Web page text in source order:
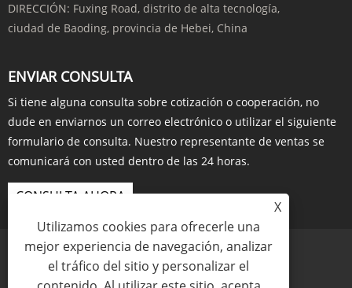
DIRECCIÓN: Fuxing Road, distrito de alta tecnología,
ciudad de Baoding, provincia de Hebei, China
ENVIAR CONSULTA
Si tiene alguna consulta sobre cotización o cooperación, no
dude en enviarnos un correo electrónico o utilizar el siguiente
formulario de consulta. Nuestro representante de ventas se
comunicará con usted dentro de las 24 horas.
CONSULTA AHORA
X
Utilizamos cookies para ofrecerle una
mejor experiencia de navegación, analizar
el tráfico del sitio y personalizar el